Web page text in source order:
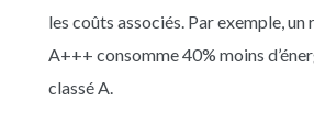
les coûts associés. Par exemple,
A+++ consomme 40% moins
classé A.